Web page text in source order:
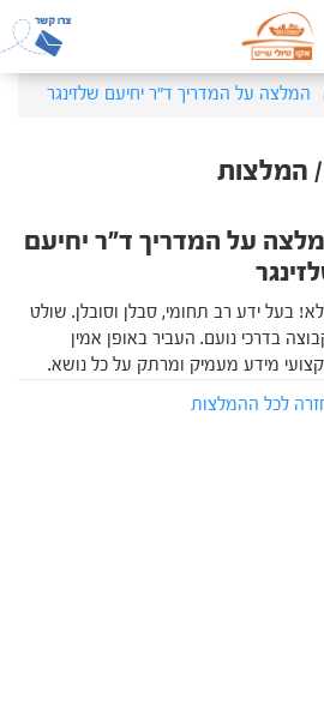
המלצה על המדריך ד"ר יחיעם שלזינגר
/ המלצות
על המדריך ד"ר יחיעם
בעל ידע רב תחומי, סבלן וסובלן. שולט
בדרכי נועם. העביר באופן אמין
מידע מעמיק ומרתק על כל נושא.
לכל ההמלצות